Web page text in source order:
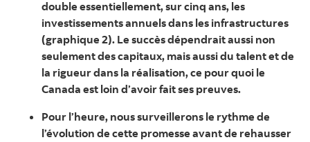
double essentiellement, sur cinq ans, les
investissements annuels dans les infrastructures
(graphique 2). Le succès dépendrait aussi non
seulement des capitaux, mais aussi du talent et de
la rigueur dans la réalisation, ce pour quoi le
Canada est loin d’avoir fait ses preuves.
Pour l’heure, nous surveillerons le rythme de
l’évolution de cette promesse avant de rehausser